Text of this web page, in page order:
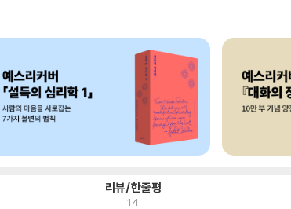
리뷰/한줄평
14